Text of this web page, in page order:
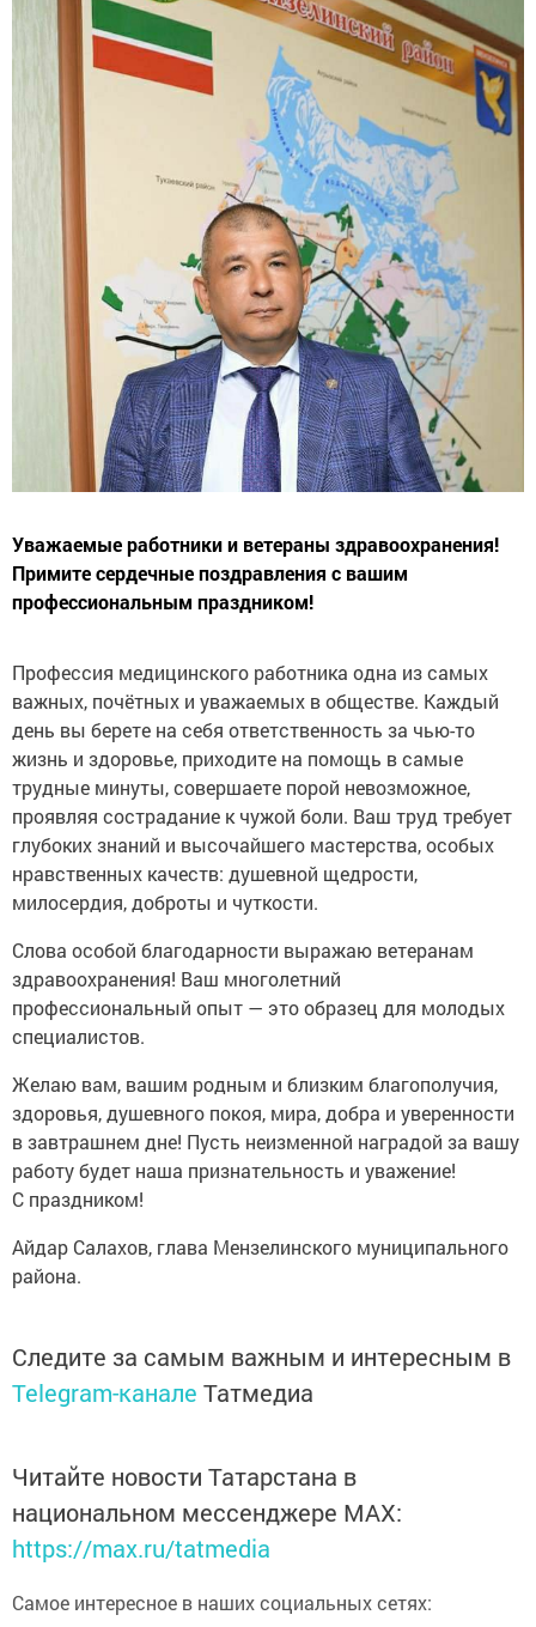
Уважаемые работники и ветераны здравоохранения!
Примите сердечные поздравления с вашим
профессиональным праздником!
Профессия медицинского работника одна из самых
важных, почётных и уважаемых в обществе. Каждый
день вы берете на себя ответственность за чью-то
жизнь и здоровье, приходите на помощь в самые
трудные минуты, совершаете порой невозможное,
проявляя сострадание к чужой боли. Ваш труд требует
глубоких знаний и высочайшего мастерства, особых
нравственных качеств: душевной щедрости,
милосердия, доброты и чуткости.
Слова особой благодарности выражаю ветеранам
здравоохранения! Ваш многолетний
профессиональный опыт — это образец для молодых
специалистов.
Желаю вам, вашим родным и близким благополучия,
здоровья, душевного покоя, мира, добра и уверенности
в завтрашнем дне! Пусть неизменной наградой за вашу
работу будет наша признательность и уважение!
С праздником!
Айдар Салахов, глава Мензелинского муниципального
района.
Следите за самым важным и интересным в
Telegram-канале Татмедиа
Читайте новости Татарстана в
национальном мессенджере MАХ:
https://max.ru/tatmedia
Самое интересное в наших социальных сетях: